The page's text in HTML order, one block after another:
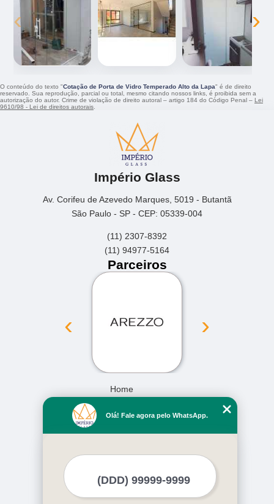
‹ ›
O conteúdo do texto "Cotação de Porta de Vidro Temperado Alto da Lapa" é de direito
reservado. Sua reprodução, parcial ou total, mesmo citando nossos links, é proibida sem a
autorização do autor. Crime de violação de direito autoral – artigo 184 do Código Penal – Lei
9610/98 - Lei de direitos autorais
Império Glass
Av. Corifeu de Azevedo Marques, 5019 - Butantã
São Paulo - SP - CEP: 05339-004
(11) 2307-8392
(11) 94977-5164
Parceiros
‹ ›
Home
Missão
Olá! Fale agora pelo WhatsApp.